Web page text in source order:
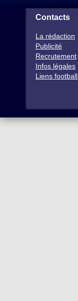
Contacts
La rédaction
Publicité
Recrutement
Infos légales
Liens football